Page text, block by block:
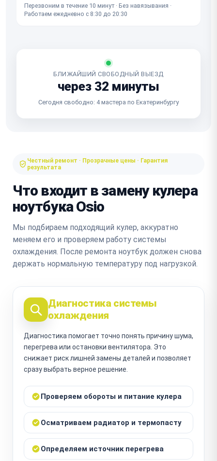
Перезвоним в течение 10 минут · Без навязывания ·
Работаем ежедневно с 8:30 до 20:30
БЛИЖАЙШИЙ СВОБОДНЫЙ ВЫЕЗД
через 32 минуты
Сегодня свободно: 4 мастера по Екатеринбургу
Честный ремонт · Прозрачные цены · Гарантия
результата
Что входит в замену кулера
ноутбука Osio
Мы подбираем подходящий кулер, аккуратно
меняем его и проверяем работу системы
охлаждения. После ремонта ноутбук должен снова
держать нормальную температуру под нагрузкой.
Диагностика системы
охлаждения
Диагностика помогает точно понять причину шума,
перегрева или остановки вентилятора. Это
снижает риск лишней замены деталей и позволяет
сразу выбрать верное решение.
Проверяем обороты и питание кулера
Осматриваем радиатор и термопасту
Определяем источник перегрева